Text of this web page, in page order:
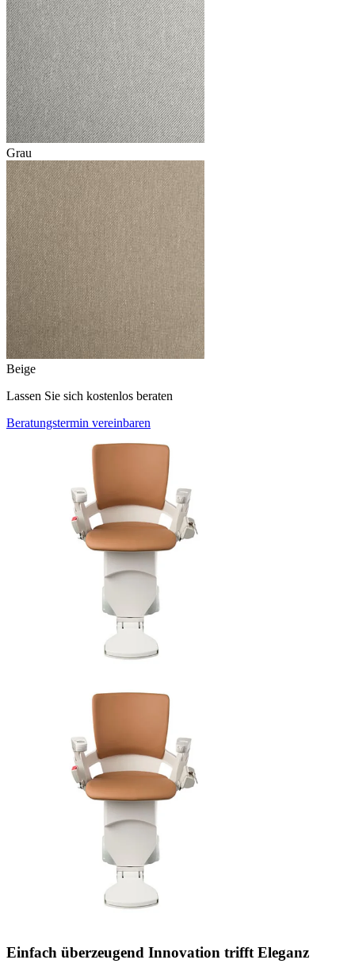
Grau
Beige
Lassen Sie sich kostenlos beraten
Beratungstermin vereinbaren
Einfach überzeugend Innovation trifft Eleganz